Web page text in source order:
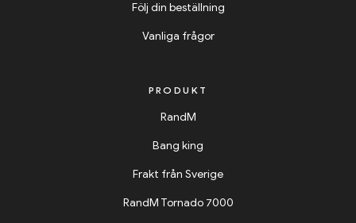
Följ din beställning
Vanliga frågor
PRODUKT
RandM
Bang king
Frakt från Sverige
RandM Tornado 7000